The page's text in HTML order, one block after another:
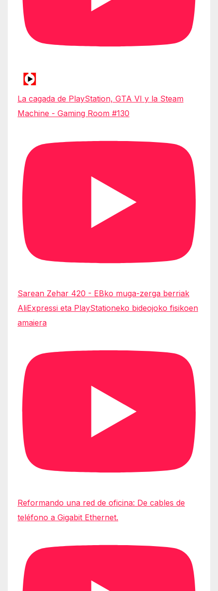
La cagada de PlayStation, GTA VI y la Steam
Machine - Gaming Room #130
Sarean Zehar 420 - EBko muga-zerga berriak
AliExpressi eta PlayStationeko bideojoko fisikoen
amaiera
Reformando una red de oficina: De cables de
teléfono a Gigabit Ethernet.